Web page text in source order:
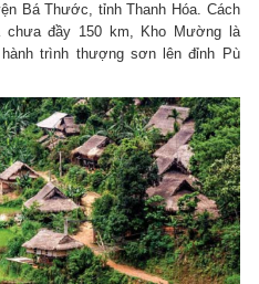
Bá Thước, tỉnh Thanh Hóa. Cách
chưa đầy 150 km, Kho Mường là
trình thượng sơn lên đỉnh Pù